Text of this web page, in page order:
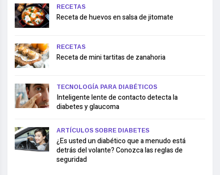
RECETAS
Receta de huevos en salsa de jitomate
RECETAS
Receta de mini tartitas de zanahoria
TECNOLOGÍA PARA DIABÉTICOS
Inteligente lente de contacto detecta la
diabetes y glaucoma
ARTÍCULOS SOBRE DIABETES
¿Es usted un diabético que a menudo está
detrás del volante? Conozca las reglas de
seguridad